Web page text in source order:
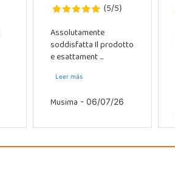
(5/5)
Assolutamente
soddisfatta Il prodotto
e esattament ...
Leer más
Musima - 06/07/26